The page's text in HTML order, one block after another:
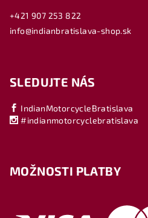
+421 907 253 822
info@indianbratislava-shop.sk
SLEDUJTE NÁS
IndianMotorcycleBratislava
#indianmotorcyclebratislava
MOŽNOSTI PLATBY